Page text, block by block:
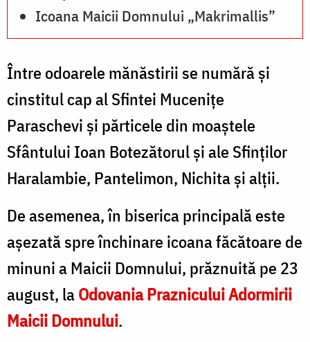
Icoana Maicii Domnului „Makrimallis”
Între odoarele mănăstirii se numără și
cinstitul cap al Sfintei Mucenițe
Paraschevi și părticele din moaștele
Sfântului Ioan Botezătorul și ale Sfinților
Haralambie, Pantelimon, Nichita și alții.
De asemenea, în biserica principală este
așezată spre închinare icoana făcătoare de
minuni a Maicii Domnului, prăznuită pe 23
august, laOdovania Praznicului Adormirii
Maicii Domnului.